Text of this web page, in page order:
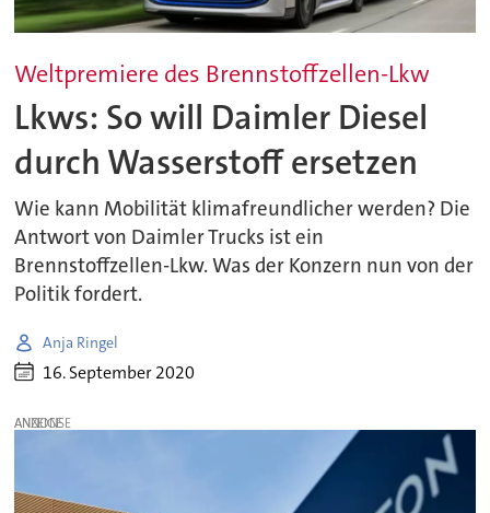
Weltpremiere des Brennstoffzellen-Lkw
Lkws: So will Daimler Diesel
durch Wasserstoff ersetzen
Wie kann Mobilität klimafreundlicher werden? Die
Antwort von Daimler Trucks ist ein
Brennstoffzellen-Lkw. Was der Konzern nun von der
Politik fordert.
Anja Ringel
16. September 2020
ANZEIGE